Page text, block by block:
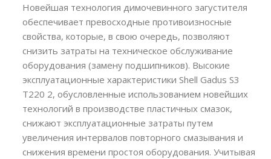
Новейшая технология димочевинного загустителя
обеспечивает превосходные противоизносные
свойства, которые, в свою очередь, позволяют
снизить затраты на техническое обслуживание
оборудования (замену подшипников). Высокие
эксплуатационные характеристики Shell Gadus S3
T220 2, обусловленные использованием новейших
технологий в производстве пластичных смазок,
снижают эксплуатационные затраты путем
увеличения интервалов повторного смазывания и
снижения времени простоя оборудования. Учитывая